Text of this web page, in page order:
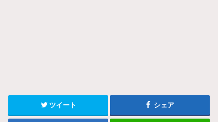
ツイート シェア